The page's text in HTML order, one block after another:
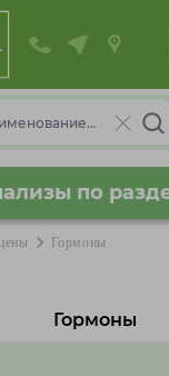
по
chevron_right Гормоны
Гормоны
город